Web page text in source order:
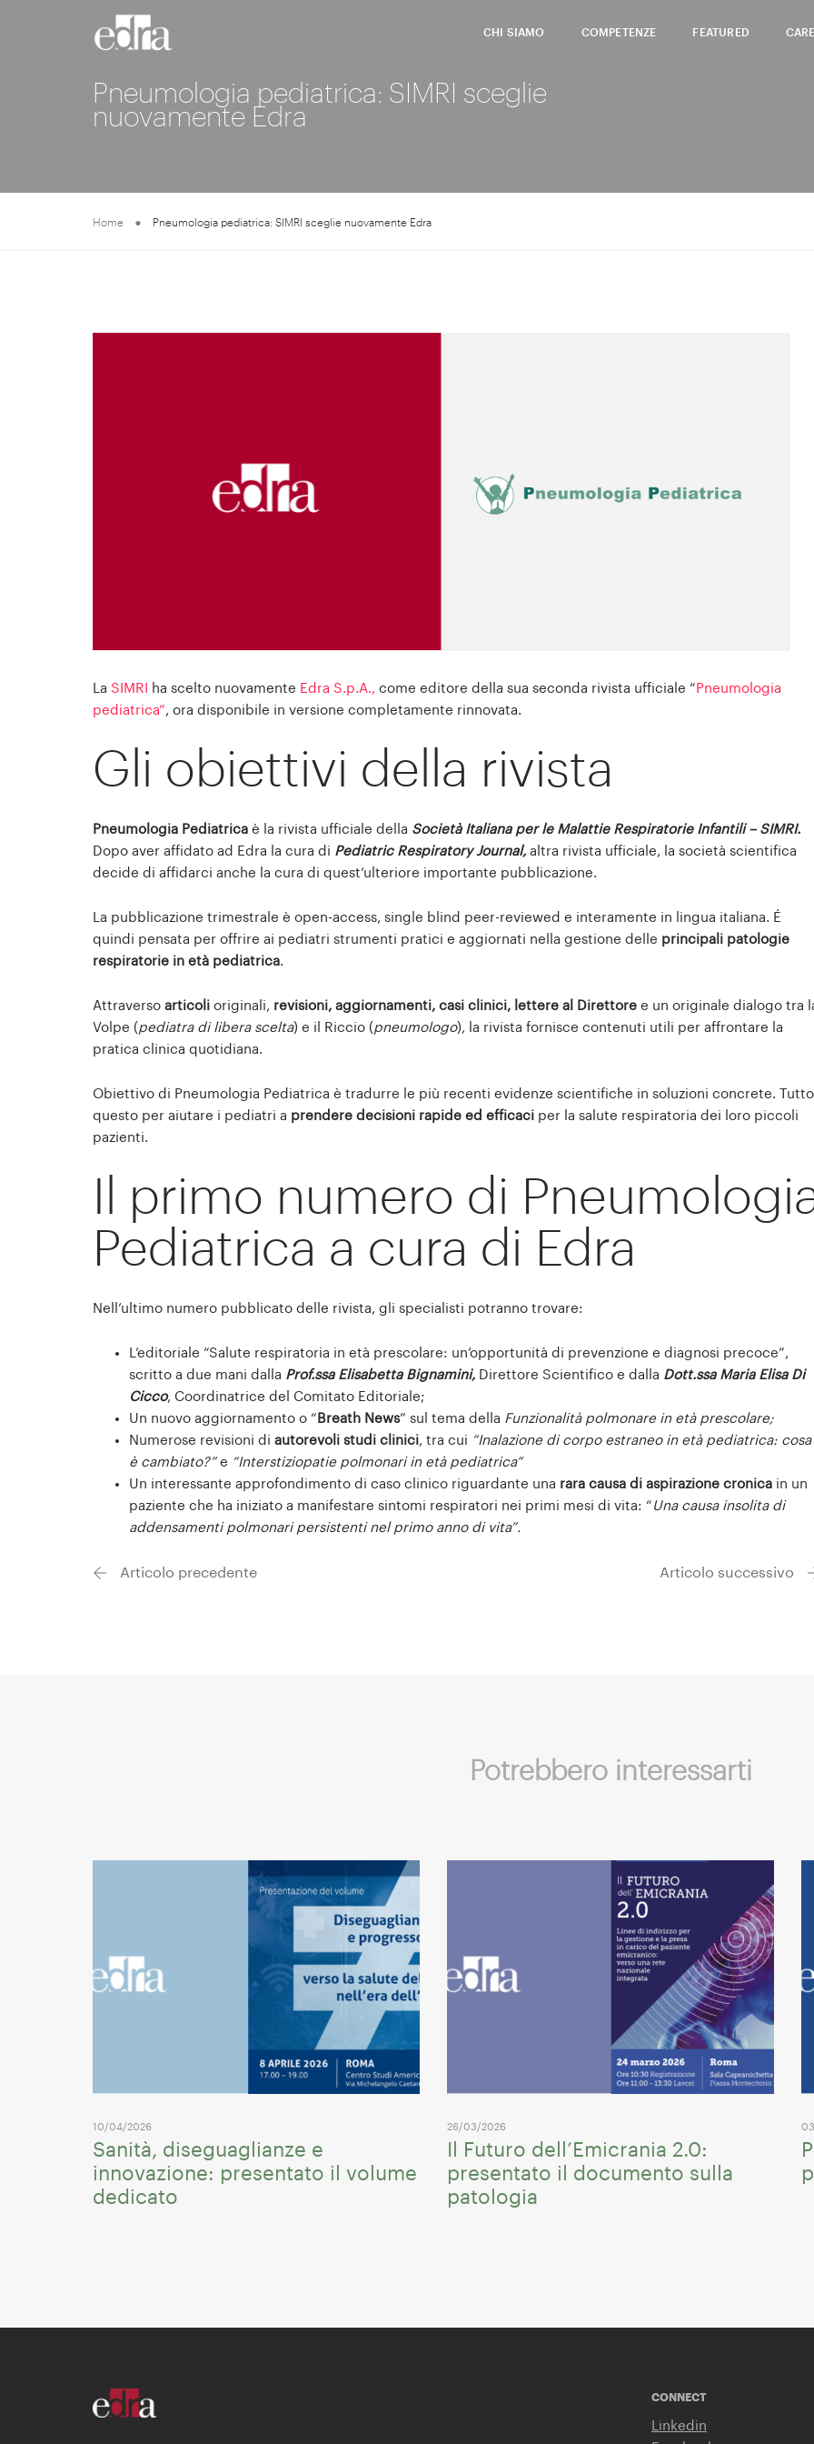
CHI SIAMO COMPETENZE FEATURED
Pneumologia pediatrica: SIMRI sceglie
nuovamente Edra
Home Pneumologia pediatrica: SIMRI sceglie nuovamente Edra
La SIMRI ha scelto nuovamente Edra S.p.A., come editore della sua seconda rivista ufficiale “ Pneumologia
pediatrica”, ora disponibile in versione completamente rinnovata.
Gli obiettivi della rivista
Pneumologia Pediatrica è la rivista ufficiale della Società Italiana per le Malattie Respiratorie Infantili – SIMRI.
Dopo aver affidato ad Edra la cura di Pediatric Respiratory Journal,altra rivista ufficiale, la società scientifica
decide di affidarci anche la cura di quest’ulteriore importante pubblicazione.
La pubblicazione trimestrale è open-access, single blind peer-reviewed e interamente in lingua italiana. É
quindi pensata per offrire ai pediatri strumenti pratici e aggiornati nella gestione delle principali patologie
respiratorie in età pediatrica.
Attraverso articoli originali, revisioni, aggiornamenti, casi clinici, lettere al Direttore e un originale dialogo tra
Volpe (pediatra di libera scelta) e il Riccio (pneumologo), la rivista fornisce contenuti utili per affrontare la
pratica clinica quotidiana.
Obiettivo di Pneumologia Pediatrica è tradurre le più recenti evidenze scientifiche in soluzioni concrete. Tutto
questo per aiutare i pediatri a prendere decisioni rapide ed efficaci per la salute respiratoria dei loro piccoli
pazienti.
Il primo numero di
Pediatrica a cura di Edra
Nell’ultimo numero pubblicato delle rivista, gli specialisti potranno trovare:
L’editoriale “Salute respiratoria in età prescolare: un’opportunità di prevenzione e diagnosi precoce”,
scritto a due mani dalla Prof.ssa Elisabetta Bignamini, Direttore Scientifico e dalla Dott.ssa Maria Elisa Di
Cicco, Coordinatrice del Comitato Editoriale;
Un nuovo aggiornamento o “ Breath News” sul tema della Funzionalità polmonare in età prescolare;
Numerose revisioni di autorevoli studi clinici, tra cui “Inalazione di corpo estraneo in età pediatrica: cosa
è cambiato?”e “Interstiziopatie polmonari in età pediatrica”
Un interessante approfondimento di caso clinico riguardante una rara causa di aspirazione cronica in un
paziente che ha iniziato a manifestare sintomi respiratori nei primi mesi di vita: “ Una causa insolita di
addensamenti polmonari persistenti nel primo anno di vita”.
Articolo precedente Articolo successivo
Potrebbero interessarti
10/04/2026
Sanità, diseguaglianze e
innovazione: presentato il volume
dedicato
26/03/2026
Il Futuro dell’Emicrania 2.0:
presentato il documento sulla
patologia
CONNECT
Linkedin